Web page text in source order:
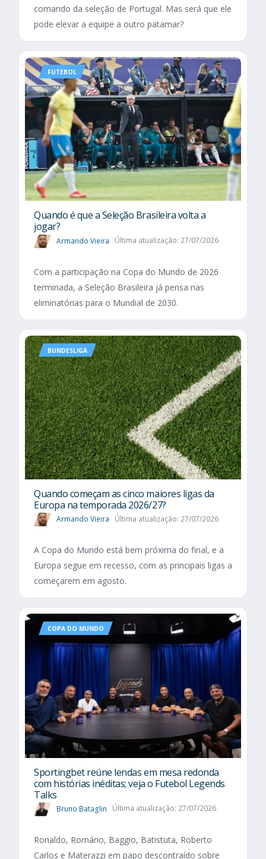
comando da seleção de Portugal. Mas será que ele
pode elevar a equipe a outro patamar?
FUTEBOL
Quando é que a Seleção Brasileira volta a
jogar?
Armando Vieira Última atualização: 27/07/2026
Com a participação na Copa do Mundo de 2026
terminada, a Seleção Brasileira já pensa nas
eliminatórias para o Mundial de 2030.
BUNDESLIGA
Quando começam as cinco maiores ligas da
Europa na temporada 2026/27?
Armando Vieira Última atualização: 27/07/2026
A Copa do Mundo está bem próxima do final, e a
Europa segue em recesso, com as principais ligas a
começarem em agosto.
COPA DO MUNDO
Sportingbet reúne lendas em mesa redonda
com histórias inéditas; veja o Futebol Legends
Talks
Bruno Bataglin Última atualização: 27/07/2026
Ronaldo, Romário, Baggio, Batistuta, Roberto
Carlos e Materazzi em papo descontraído sobre